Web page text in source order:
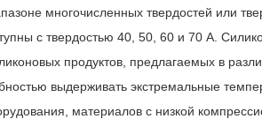
многочисленных твердостей или
с твердостью 40, 50, 60 и 70 А.
продуктов, предлагаемых в
выдерживать экстремальные
материалов с низкой